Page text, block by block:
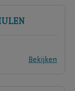
Bekijken